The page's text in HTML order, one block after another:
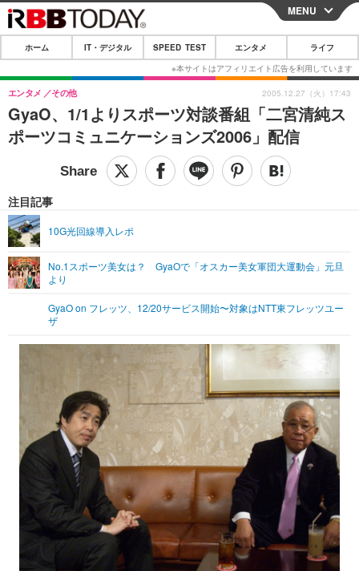
CLOSE
ホーム
IT・デジタル
IT・デジタルTOP スマートフォン
ショッピング その他
SPEED TEST
エンタメTOP 映画・ドラマ
ショッピング その他
ライフTOP
リリース一覧
プッシュ通知の停止方法
MENU
ホーム IT・デジタル SPEED TEST エンタメ ライフ
GyaO、1/1よりスポーツ対談番組「二宮清純ス
ポーツコミュニケーションズ2006」配信
エンタメ その他
注目記事
10G光回線導入レポ
No.1スポーツ美女は？ GyaOで「オスカー美女軍団大運動会」元旦
より
GyaO on フレッツ、12/20サービス開始〜対象はNTT東フレッツユー
ザ
2005.12.27（火）17:43